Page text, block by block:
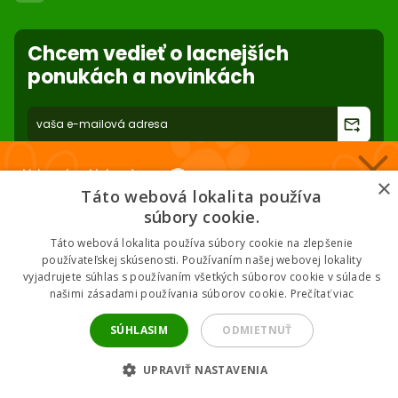
tune Filtrovať produkty
Nastavenia súborov cookie
Reklamácie
Ochrana osobných údajov
Použite body a nakupujte lacnejšie!
Viac info
Chcem vedieť o lacnejších
ponukách a novinkách
forward_to_inbox
* Zadaním e-mailu súhlasíte so spracovaním osobných údajov na účely
2026 © ABC-ZOO • Všetky práva vyhradené
Nakupuj za klubové ceny 🏆
Nižšie ceny na vybrané produkty. 2 % cashback. Členstvo zadarmo.
Chcem klubové ceny
* Odoslaním súhlasíš so zásadami spracovania údajov.
×
Táto webová lokalita používa
súbory cookie.
Táto webová lokalita používa súbory cookie na zlepšenie
používateľskej skúsenosti. Používaním našej webovej lokality
vyjadrujete súhlas s používaním všetkých súborov cookie v súlade s
našimi zásadami používania súborov cookie. Prečítať viac
SÚHLASIM ODMIETNUŤ
UPRAVIŤ NASTAVENIA